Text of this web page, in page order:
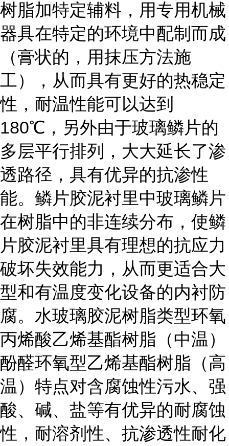
树脂加特定辅料，用专用机械
器具在特定的环境中配制而成
（膏状的，用抹压方法施
工），从而具有更好的热稳定
性，耐温性能可以达到
180℃，另外由于玻璃鳞片的
多层平行排列，大大延长了渗
透路径，具有优异的抗渗性
能。鳞片胶泥衬里中玻璃鳞片
在树脂中的非连续分布，使鳞
片胶泥衬里具有理想的抗应力
破坏失效能力，从而更适合大
型和有温度变化设备的内衬防
腐。水玻璃胶泥树脂类型环氧
丙烯酸乙烯基酯树脂（中温）
酚醛环氧型乙烯基酯树脂（高
温）特点对含腐蚀性污水、强
酸、碱、盐等有优异的耐腐蚀
性，耐溶剂性、抗渗透性耐化